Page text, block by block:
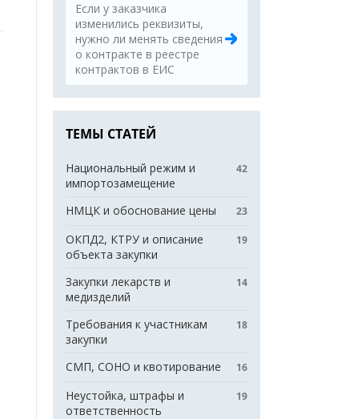
Если у заказчика
изменились реквизиты,
нужно ли менять сведения
о контракте в реестре
контрактов в ЕИС
ТЕМЫ СТАТЕЙ
Национальный режим и
импортозамещение
42
НМЦК и обоснование цены 23
ОКПД2, КТРУ и описание
объекта закупки
19
Закупки лекарств и
медизделий
14
Требования к участникам
закупки
18
СМП, СОНО и квотирование 16
Неустойка, штрафы и
ответственность
19